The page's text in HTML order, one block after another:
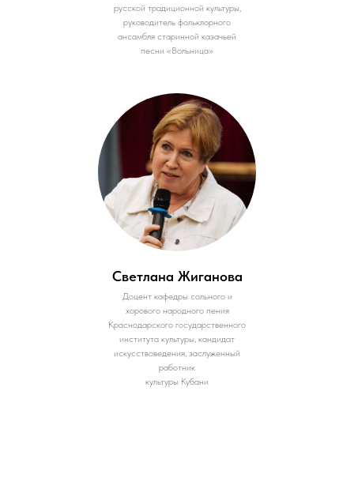
русской традиционной культуры,
руководитель фольклорного
ансамбля старинной казачьей
песни «Вольница»
Светлана Жиганова
Доцент кафедры сольного и
хорового народного пения
Краснодарского государственного
института культуры, кандидат
искусствоведения, заслуженный
работник
культуры Кубани